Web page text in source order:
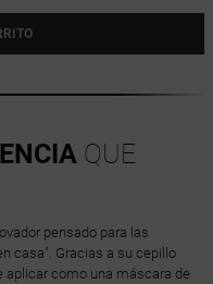
QUE
pensado para las
casa". Gracias a su cepillo
aplicar como una máscara de